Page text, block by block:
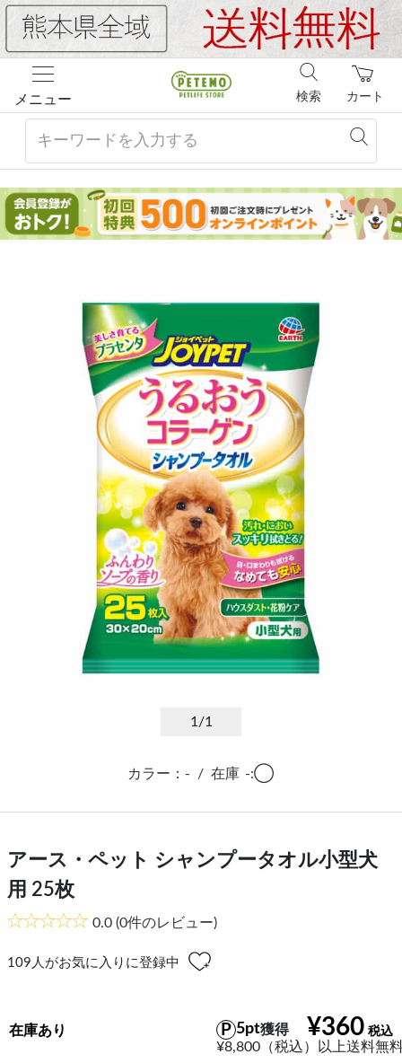
メニュー カート
検索
1/1
カラー：- / 在庫 -:◯
アース・ペット シャンプータオル小型犬
用 25枚
0.0 (0件のレビュー)
109 人がお気に入りに登録中
¥360
5pt獲得
¥8,800（税込）以上送料無
在庫あり